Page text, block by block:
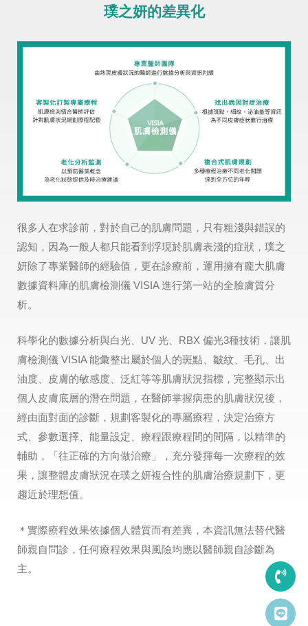
璞之妍的差異化
很多人在求診前，對於自己的肌膚問題，只有粗淺與錯誤的
認知，因為一般人都只能看到浮現於肌膚表淺的症狀，璞之
妍除了專業醫師的經驗值，更在診療前，運用擁有龐大肌膚
數據資料庫的肌膚檢測儀 VISIA 進行第一站的全臉膚質分
析。
科學化的數據分析與白光、UV 光、RBX 偏光3種技術，讓肌
膚檢測儀 VISIA 能彙整出屬於個人的斑點、皺紋、毛孔、出
油度、皮膚的敏感度、泛紅等等肌膚狀況指標，完整顯示出
個人皮膚底層的潛在問題，在醫師掌握病患的肌膚狀況後，
經由面對面的診斷，規劃客製化的專屬療程，決定治療方
式、參數選擇、能量設定、療程跟療程間的間隔，以精準的
輔助，「往正確的方向做治療」，充分發揮每一次療程的效
果，讓整體皮膚狀況在璞之妍複合性的肌膚治療規劃下，更
趨近於理想值。
＊實際療程效果依據個人體質而有差異，本資訊無法替代醫
師親自問診，任何療程效果與風險均應以醫師親自診斷為
主。